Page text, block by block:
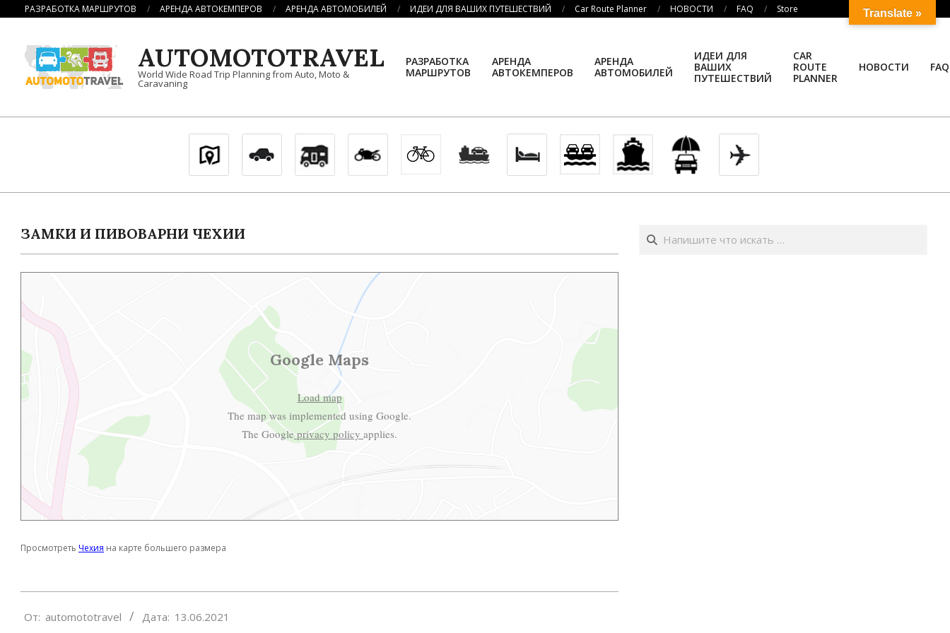
Перейти
содержимому
РАЗРАБОТКА МАРШРУТОВ АРЕНДА АВТОКЕМПЕРОВ АРЕНДА АВТОМОБИЛЕЙ ИДЕИ ДЛЯ ВАШИХ ПУТЕШЕСТВИЙ Car Route Planner НОВОСТИ FAQ Store
AUTOMOTOTRAVEL
World Wide Road Trip Planning from Auto, Moto &
Caravaning
РАЗРАБОТКА
МАРШРУТОВ
АРЕНДА
АВТОКЕМПЕРОВ
АРЕНДА
АВТОМОБИЛЕЙ
ИДЕИ ДЛЯ
ВАШИХ
ПУТЕШЕСТВИЙ
CAR
ROUTE
PLANNER
НОВОСТИ FAQ
ЗАМКИ И ПИВОВАРНИ ЧЕХИИ
Google Maps
Load map
The map was implemented using Google.
The Googleprivacy policy applies.
Просмотреть Чехия на карте большего размера
06-
От: automototravel Дата: 13.06.2021
Поиск
Translate »